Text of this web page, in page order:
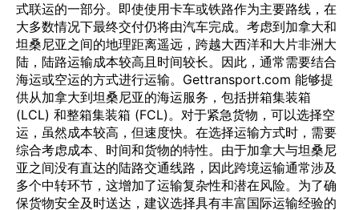
式联运的一部分。即使使用卡车或铁路作为主要路线，在
大多数情况下最终交付仍将由汽车完成。考虑到加拿大和
坦桑尼亚之间的地理距离遥远，跨越大西洋和大片非洲大
陆，陆路运输成本较高且时间较长。因此，通常需要结合
海运或空运的方式进行运输。Gettransport.com 能够提
供从加拿大到坦桑尼亚的海运服务，包括拼箱集装箱
(LCL) 和整箱集装箱 (FCL)。对于紧急货物，可以选择空
运，虽然成本较高，但速度快。在选择运输方式时，需要
综合考虑成本、时间和货物的特性。由于加拿大与坦桑尼
亚之间没有直达的陆路交通线路，因此跨境运输通常涉及
多个中转环节，这增加了运输复杂性和潜在风险。为了确
保货物安全及时送达，建议选择具有丰富国际运输经验的